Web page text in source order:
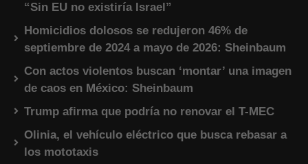
“Sin EU no existiría Israel”
Homicidios dolosos se redujeron 46% de
septiembre de 2024 a mayo de 2026: Sheinbaum
Con actos violentos buscan ‘montar’ una imagen
de caos en México: Sheinbaum
Trump afirma que podría no renovar el T-MEC
Olinia, el vehículo eléctrico que busca rebasar a
los mototaxis